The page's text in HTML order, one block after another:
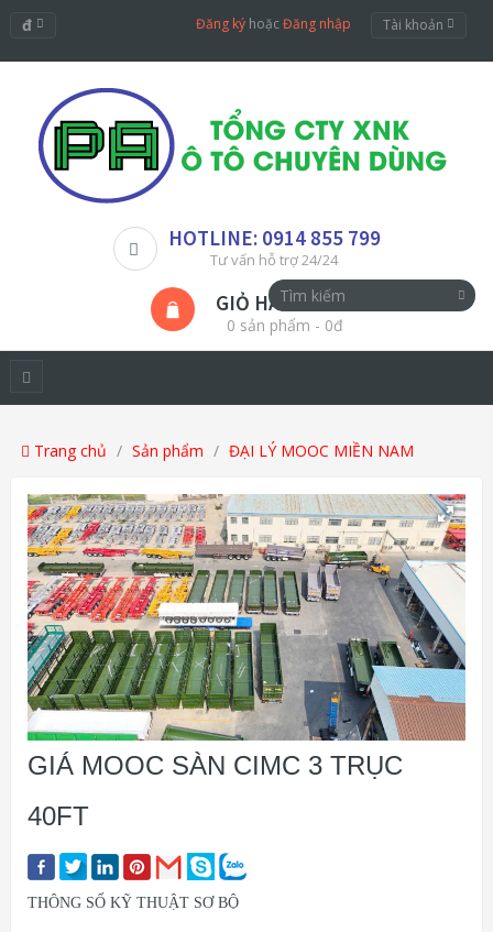
đ Đăng ký hoặcĐăng nhập Tài khoản
HOTLINE: 0914 855 799
Tư vấn hỗ trợ 24/24
GIỎ HÀNG
0 sản phẩm - 0đ
Trang chủ Sản phẩm ĐẠI LÝ MOOC MIỀN NAM
GIÁ MOOC SÀN CIMC 3 TRỤC
40FT
THÔNG SỐ KỸ THUẬT SƠ BỘ